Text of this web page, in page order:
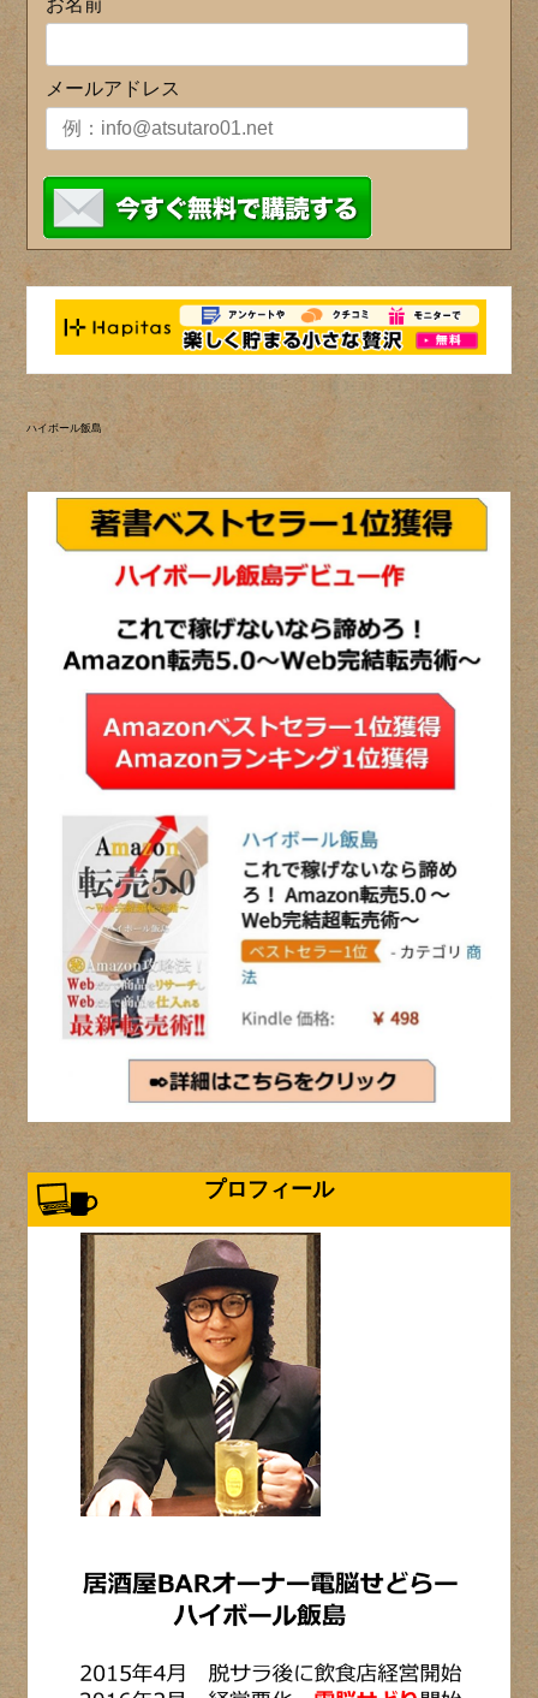
お名前
メールアドレス
ハイボール飯島
プロフィール